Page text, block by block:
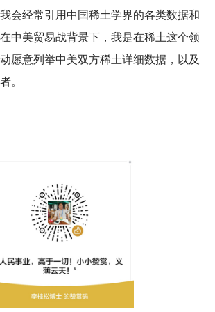
会经常引用中国稀土学界的各类数据和
中美贸易战背景下，我是在稀土这个领
愿意列举中美双方稀土详细数据，以及
。